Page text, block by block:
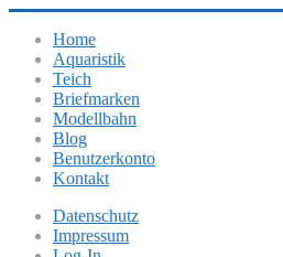
Home
Aquaristik
Teich
Briefmarken
Modellbahn
Blog
Benutzerkonto
Kontakt
Datenschutz
Impressum